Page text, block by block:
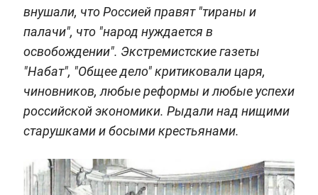
внушали, что Россией правят "тираны и
палачи", что "народ нуждается в
освобождении". Экстремистские газеты
"Набат", "Общее дело" критиковали царя,
чиновников, любые реформы и любые успехи
российской экономики. Рыдали над нищими
старушками и босыми крестьянами.